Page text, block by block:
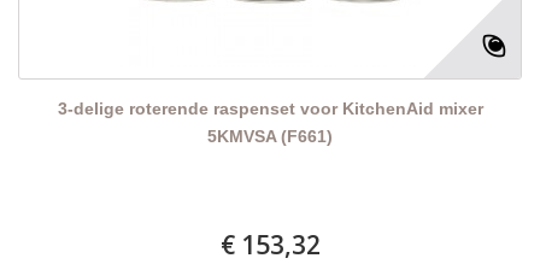
3-delige roterende raspenset voor KitchenAid mixer
5KMVSA (F661)
€ 153,32